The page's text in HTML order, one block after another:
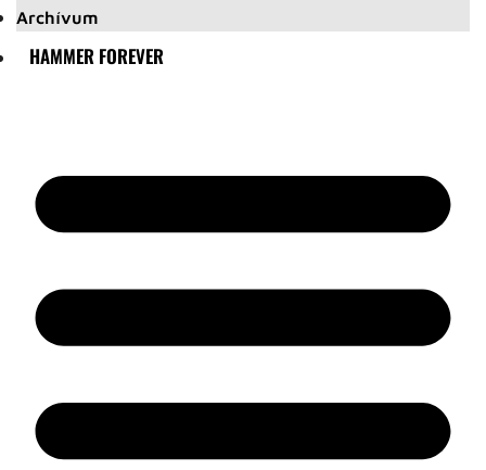
Archívum
HAMMER FOREVER